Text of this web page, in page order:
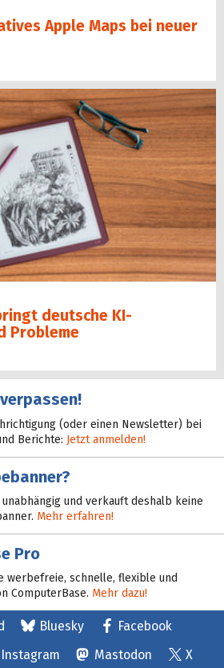
Apple Maps bei neuer
deutsche KI-
Probleme
(oder einen Newsletter) bei
Berichte: Jetzt anmelden!
und verkauft deshalb keine
Mehr erfahren!
Pro
werbefreie, schnelle, flexible und
ComputerBase. Mehr dazu!
Bluesky
Facebook
Instagram Mastodon X